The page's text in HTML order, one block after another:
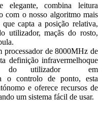
combina leitura
o nosso algoritmo mais
capta a posição relativa,
utilizador, maçãs do rosto,
processador de 8000MHz de
definição infravermelhoque
do utilizador em
o controlo de ponto, esta
e oferece recursos de
um sistema fácil de usar.